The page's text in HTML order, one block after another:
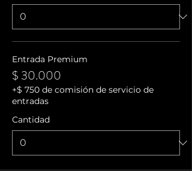
Entrada Premium
$ 30.000
+$ 750 de comisión de servicio de
entradas
Cantidad